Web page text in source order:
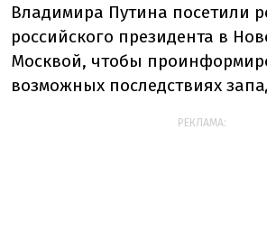
Владимира Путина посетили
российского президента в
Москвой, чтобы
возможных последствиях
РЕКЛАМА: